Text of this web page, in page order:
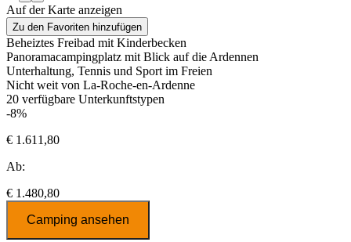
Auf der Karte anzeigen
Zu den Favoriten hinzufügen
Beheiztes Freibad mit Kinderbecken
Panoramacampingplatz mit Blick auf die Ardennen
Unterhaltung, Tennis und Sport im Freien
Nicht weit von La-Roche-en-Ardenne
20 verfügbare Unterkunftstypen
-8%
€ 1.611,80
Ab:
€ 1.480,80
Camping ansehen